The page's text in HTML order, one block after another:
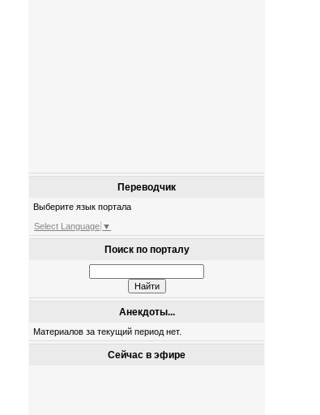
Переводчик
Выберите язык портала
Select Language ▼
Поиск по порталу
Анекдоты...
Материалов за текущий период нет.
Сейчас в эфире